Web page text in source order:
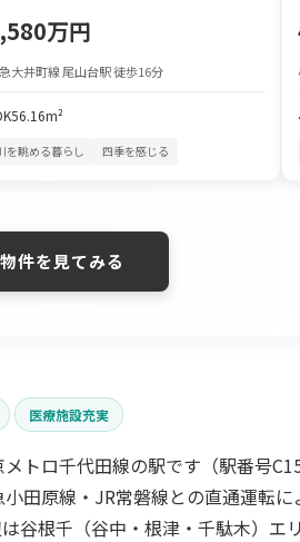
万円
大井町線 尾山台駅 徒歩16分
56.16m²
を眺める暮らし 四季を感じる
件を見てみる
医療施設充実
トロ千代田線の駅です（駅番号C15
田原線・JR常磐線との直通運転に
谷根千（谷中・根津・千駄木）エ